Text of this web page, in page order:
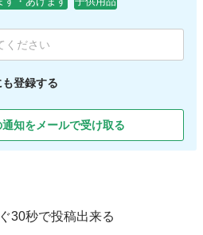
登録する
知をメールで受け取る
30秒で投稿出来る